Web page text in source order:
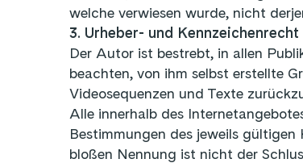
welche verwiesen wurde, nicht
3. Urheber- und Kennzeichenrecht
Der Autor ist bestrebt, in allen
beachten, von ihm selbst erstellte
Videosequenzen und Texte
Alle innerhalb des
Bestimmungen des jeweils
bloßen Nennung ist nicht der